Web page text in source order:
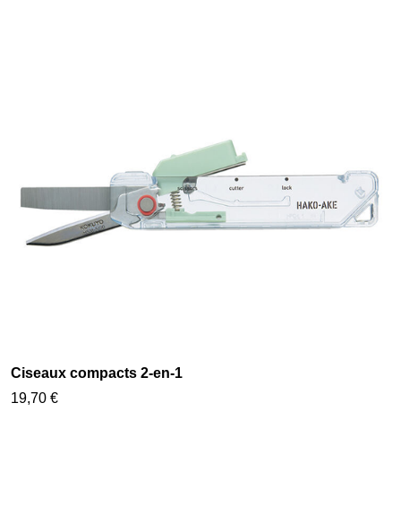
Ciseaux compacts 2-en-1
19,70 €